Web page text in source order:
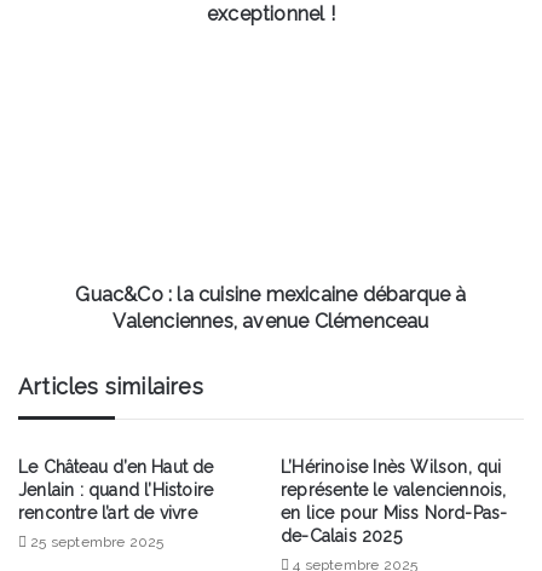
exceptionnel !
Clémenceau
Guac&Co : la cuisine mexicaine débarque à
Valenciennes, avenue Clémenceau
Articles similaires
Le Château d’en Haut de
Jenlain : quand l’Histoire
rencontre l’art de vivre
25 septembre 2025
L’Hérinoise Inès Wilson, qui
représente le valenciennois,
en lice pour Miss Nord-Pas-
de-Calais 2025
4 septembre 2025